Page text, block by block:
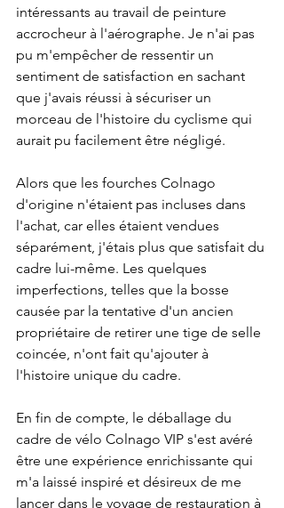
intéressants au travail de peinture
accrocheur à l'aérographe. Je n'ai pas
pu m'empêcher de ressentir un
sentiment de satisfaction en sachant
que j'avais réussi à sécuriser un
morceau de l'histoire du cyclisme qui
aurait pu facilement être négligé.
Alors que les fourches Colnago
d'origine n'étaient pas incluses dans
l'achat, car elles étaient vendues
séparément, j'étais plus que satisfait du
cadre lui-même. Les quelques
imperfections, telles que la bosse
causée par la tentative d'un ancien
propriétaire de retirer une tige de selle
coincée, n'ont fait qu'ajouter à
l'histoire unique du cadre.
En fin de compte, le déballage du
cadre de vélo Colnago VIP s'est avéré
être une expérience enrichissante qui
m'a laissé inspiré et désireux de me
lancer dans le voyage de restauration à